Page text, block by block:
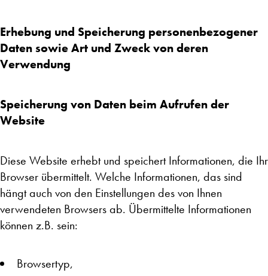
Erhebung und Speicherung personenbezogener
Daten sowie Art und Zweck von deren
Verwendung
Speicherung von Daten beim Aufrufen der
Website
Diese Website erhebt und speichert Informationen, die Ihr
Browser übermittelt. Welche Informationen, das sind
hängt auch von den Einstellungen des von Ihnen
verwendeten Browsers ab. Übermittelte Informationen
können z.B. sein:
Browsertyp,